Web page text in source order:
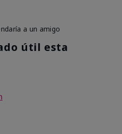
a un amigo
útil esta